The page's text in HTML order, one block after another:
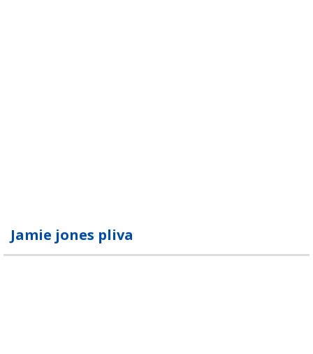
Jamie jones pliva